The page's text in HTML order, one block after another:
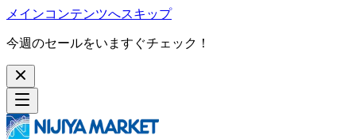
メインコンテンツへスキップ
今週のセールをいますぐチェック！